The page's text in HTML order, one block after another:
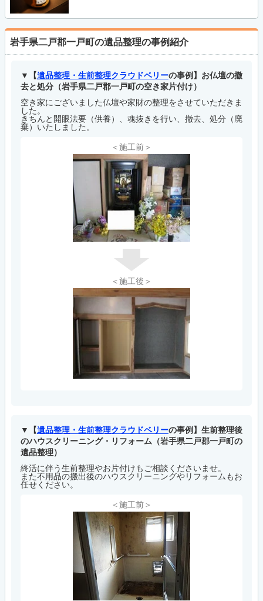
岩手県二戸郡一戸町の遺品整理の事例紹介
【遺品整理・生前整理クラウドベリーの事例】お仏壇の撤
去と処分（岩手県二戸郡一戸町の空き家片付け）
空き家にございました仏壇や家財の整理をさせていただきま
した。
きちんと開眼法要（供養）、魂抜きを行い、撤去、処分（廃
棄）いたしました。
＜施工前＞
＜施工後＞
【遺品整理・生前整理クラウドベリーの事例】生前整理後
のハウスクリーニング・リフォーム（岩手県二戸郡一戸町の
遺品整理）
終活に伴う生前整理やお片付けもご相談くださいませ。
また不用品の搬出後のハウスクリーニングやリフォームもお
任せください。
＜施工前＞